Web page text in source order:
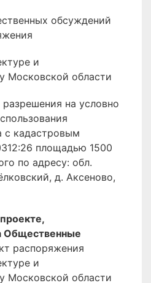
обсуждений
и
Московской области
на условно
с кадастровым
площадью 1500
по адресу: обл.
д. Аксеново,
Общественные
распоряжения
и
Московской области